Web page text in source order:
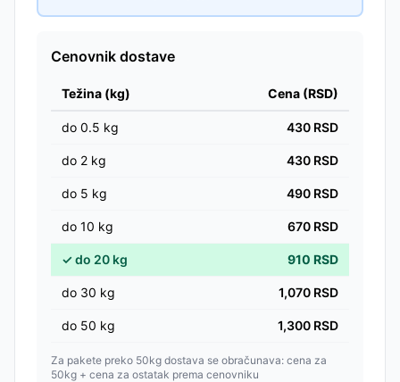
Cenovnik dostave
Težina (kg) Cena (RSD)
do 0.5 kg 430 RSD
do 2 kg 430 RSD
do 5 kg 490 RSD
do 10 kg 670 RSD
✓do 20 kg 910 RSD
do 30 kg 1,070 RSD
do 50 kg 1,300 RSD
Za pakete preko 50kg dostava se obračunava: cena za
50kg + cena za ostatak prema cenovniku